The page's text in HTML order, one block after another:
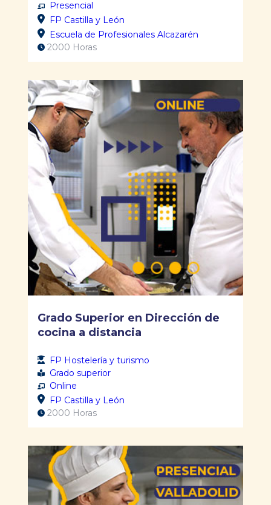
Presencial
FP Castilla y León
Escuela de Profesionales Alcazarén
2000 Horas
Grado Superior en Dirección de
cocina a distancia
FP Hostelería y turismo
Grado superior
Online
FP Castilla y León
2000 Horas